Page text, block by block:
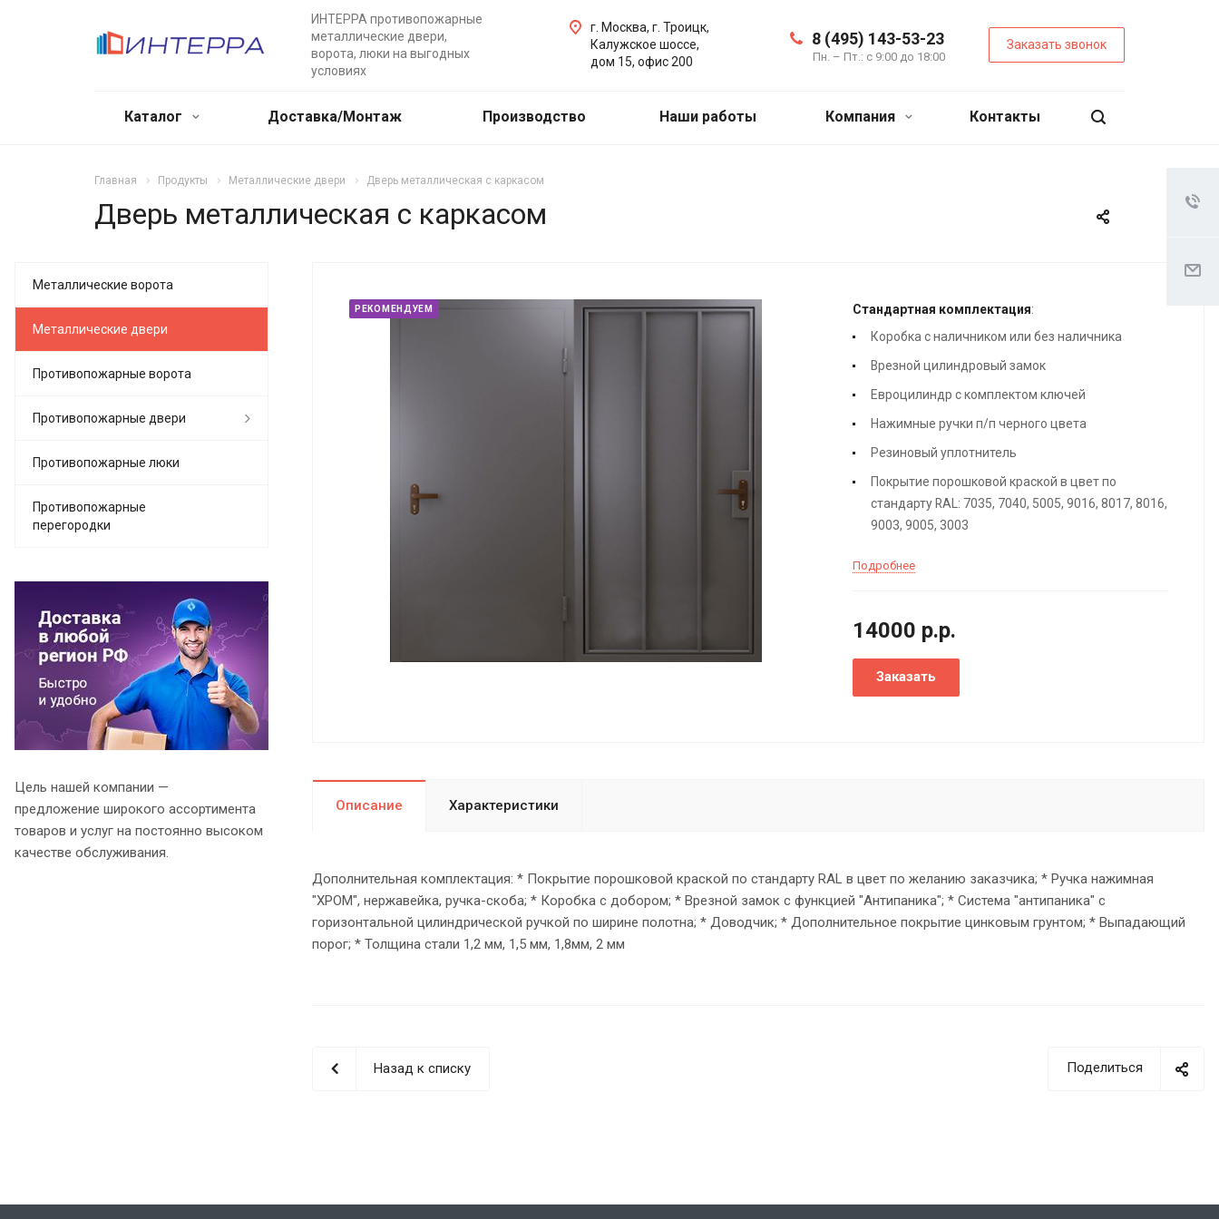
ИНТЕРРА противопожарные
металлические двери,
ворота, люки на выгодных
условиях
8 (495) 143-53-23
Пн. – Пт.: с 9:00 до 18:00
Заказать звонок
г. Москва, г. Троицк,
Калужское шоссе,
дом 15, офис 200
Каталог Доставка/Монтаж Производство Наши работы Компания Контакты
Главная Продукты Металлические двери Дверь металлическая с каркасом
Дверь металлическая с каркасом
РЕКОМЕНДУЕМ Стандартная комплектация:
Коробка с наличником или без наличника
Врезной цилиндровый замок
Евроцилиндр с комплектом ключей
Нажимные ручки п/п черного цвета
Резиновый уплотнитель
Покрытие порошковой краской в цвет по
стандарту RAL: 7035, 7040, 5005, 9016, 8017, 8016,
9003, 9005, 3003
Подробнее
14000 р.р.
Заказать
Описание Характеристики
Дополнительная комплектация: * Покрытие порошковой краской по стандарту RAL в цвет по желанию заказчика; * Ручка нажимная
"ХРОМ", нержавейка, ручка-скоба; * Коробка с добором; * Врезной замок с функцией "Антипаника"; * Система "антипаника" с
горизонтальной цилиндрической ручкой по ширине полотна; * Доводчик; * Дополнительное покрытие цинковым грунтом; * Выпадающий
порог; * Толщина стали 1,2 мм, 1,5 мм, 1,8мм, 2 мм
Поделиться
Назад к списку
Металлические ворота
Металлические двери
Противопожарные ворота
Противопожарные двери
Противопожарные люки
Противопожарные
перегородки
Цель нашей компании —
предложение широкого ассортимента
товаров и услуг на постоянно высоком
качестве обслуживания.